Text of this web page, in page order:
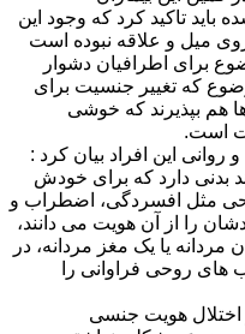
تاكید كرد كه وجود این
میل و علاقه نبوده است
برای اطرافیان دشوار
كه تغییر جنسیت برای
هم بپذیرند كه خوشی
است.
روانی این افراد بیان كرد :
دارد که برای خودش
مثل افسردگی، اضطراب و
را از آن هویت می دانند،
مردانه یا یک مغز مردانه، در
های روحی فراوانی را
اختلال هویت جنسی